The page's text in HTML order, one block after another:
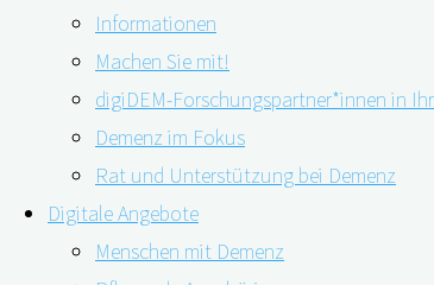
Informationen
Machen Sie mit!
digiDEM-Forschungspartner*innen in
Demenz im Fokus
Rat und Unterstützung bei Demenz
Digitale Angebote
Menschen mit Demenz